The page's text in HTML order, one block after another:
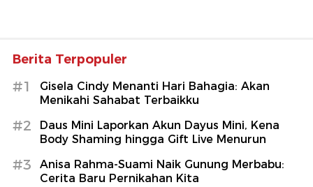
Berita Terpopuler
#1
Gisela Cindy Menanti Hari Bahagia: Akan
Menikahi Sahabat Terbaikku
#2
Daus Mini Laporkan Akun Dayus Mini, Kena
Body Shaming hingga Gift Live Menurun
#3
Anisa Rahma-Suami Naik Gunung Merbabu:
Cerita Baru Pernikahan Kita